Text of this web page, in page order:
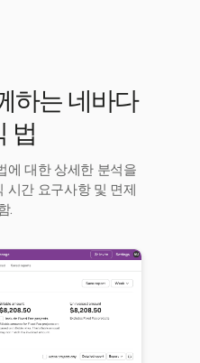
하는 네바다
법
에 대한 상세한 분석을
시간 요구사항 및 면제
.